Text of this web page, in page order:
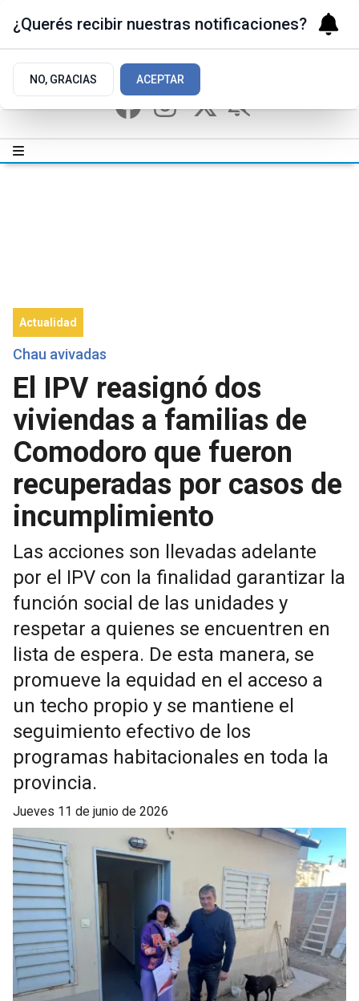
Actualidad
Chau avivadas
El IPV reasignó dos
viviendas a familias de
Comodoro que fueron
recuperadas por casos de
incumplimiento
Las acciones son llevadas adelante
por el IPV con la finalidad garantizar la
función social de las unidades y
respetar a quienes se encuentren en
lista de espera. De esta manera, se
promueve la equidad en el acceso a
un techo propio y se mantiene el
seguimiento efectivo de los
programas habitacionales en toda la
provincia.
jueves 11 de junio de 2026
¿Querés recibir nuestras notificaciones?
NO, GRACIAS ACEPTAR